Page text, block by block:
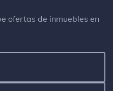
ofertas de inmuebles en